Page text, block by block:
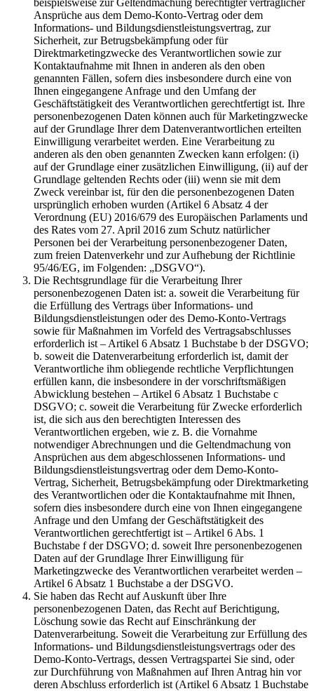
beispielsweise zur Geltendmachung berechtigter vertraglicher
Ansprüche aus dem Demo-Konto-Vertrag oder dem
Informations- und Bildungsdienstleistungsvertrag, zur
Sicherheit, zur Betrugsbekämpfung oder für
Direktmarketingzwecke des Verantwortlichen sowie zur
Kontaktaufnahme mit Ihnen in anderen als den oben
genannten Fällen, sofern dies insbesondere durch eine von
Ihnen eingegangene Anfrage und den Umfang der
Geschäftstätigkeit des Verantwortlichen gerechtfertigt ist. Ihre
personenbezogenen Daten können auch für Marketingzwecke
auf der Grundlage Ihrer dem Datenverantwortlichen erteilten
Einwilligung verarbeitet werden. Eine Verarbeitung zu
anderen als den oben genannten Zwecken kann erfolgen: (i)
auf der Grundlage einer zusätzlichen Einwilligung, (ii) auf der
Grundlage geltenden Rechts oder (iii) wenn sie mit dem
Zweck vereinbar ist, für den die personenbezogenen Daten
ursprünglich erhoben wurden (Artikel 6 Absatz 4 der
Verordnung (EU) 2016/679 des Europäischen Parlaments und
des Rates vom 27. April 2016 zum Schutz natürlicher
Personen bei der Verarbeitung personenbezogener Daten,
zum freien Datenverkehr und zur Aufhebung der Richtlinie
95/46/EG, im Folgenden: „DSGVO“).
Die Rechtsgrundlage für die Verarbeitung Ihrer
personenbezogenen Daten ist: a. soweit die Verarbeitung für
die Erfüllung des Vertrags über Informations- und
Bildungsdienstleistungen oder des Demo-Konto-Vertrags
sowie für Maßnahmen im Vorfeld des Vertragsabschlusses
erforderlich ist – Artikel 6 Absatz 1 Buchstabe b der DSGVO;
b. soweit die Datenverarbeitung erforderlich ist, damit der
Verantwortliche ihm obliegende rechtliche Verpflichtungen
erfüllen kann, die insbesondere in der vorschriftsmäßigen
Abwicklung bestehen – Artikel 6 Absatz 1 Buchstabe c
DSGVO; c. soweit die Verarbeitung für Zwecke erforderlich
ist, die sich aus den berechtigten Interessen des
Verantwortlichen ergeben, wie z. B. die Vornahme
notwendiger Abrechnungen und die Geltendmachung von
Ansprüchen aus dem abgeschlossenen Informations- und
Bildungsdienstleistungsvertrag oder dem Demo-Konto-
Vertrag, Sicherheit, Betrugsbekämpfung oder Direktmarketing
des Verantwortlichen oder die Kontaktaufnahme mit Ihnen,
sofern dies insbesondere durch eine von Ihnen eingegangene
Anfrage und den Umfang der Geschäftstätigkeit des
Verantwortlichen gerechtfertigt ist – Artikel 6 Abs. 1
Buchstabe f der DSGVO; d. soweit Ihre personenbezogenen
Daten auf der Grundlage Ihrer Einwilligung für
Marketingzwecke des Verantwortlichen verarbeitet werden –
Artikel 6 Absatz 1 Buchstabe a der DSGVO.
Sie haben das Recht auf Auskunft über Ihre
personenbezogenen Daten, das Recht auf Berichtigung,
Löschung sowie das Recht auf Einschränkung der
Datenverarbeitung. Soweit die Verarbeitung zur Erfüllung des
Informations- und Bildungsdienstleistungsvertrags oder des
Demo-Konto-Vertrags, dessen Vertragspartei Sie sind, oder
zur Durchführung von Maßnahmen auf Ihren Antrag hin vor
deren Abschluss erforderlich ist (Artikel 6 Absatz 1 Buchstabe